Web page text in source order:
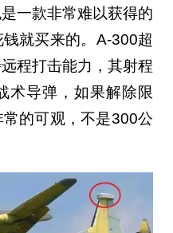
一款非常难以获得的
就买来的。A-300超
程打击能力，其射程
术导弹，如果解除限
的可观，不是300公